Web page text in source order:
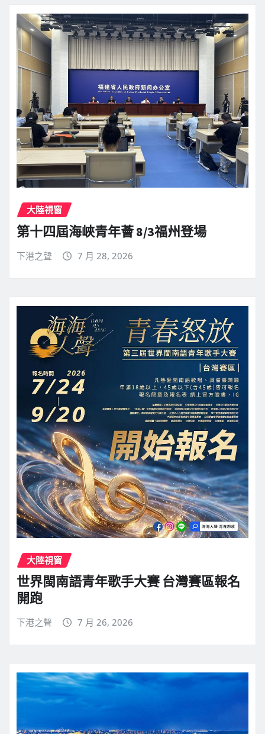
大陸視窗
第十四屆海峽青年薈 8/3福州登場
下港之聲 7 月 28, 2026
大陸視窗
世界閩南語青年歌手大賽 台灣賽區報名
開跑
下港之聲 7 月 26, 2026